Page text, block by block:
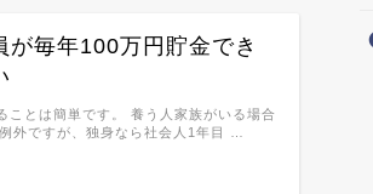
毎年100万円貯金でき
ことは簡単です。 養う人家族がいる場合
外ですが、独身なら社会人1年目 …